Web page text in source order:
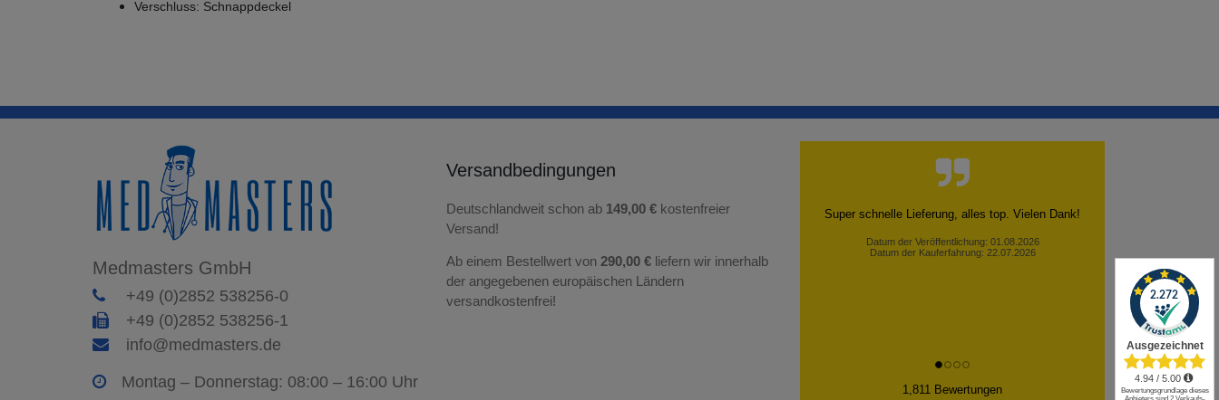
Verschluss: Schnappdeckel
Medmasters GmbH
+49 (0)2852 538256-0
+49 (0)2852 538256-1
info@medmasters.de
Montag – Donnerstag: 08:00 – 16:00 Uhr
Versandbedingungen
Deutschlandweit schon ab 149,00 € kostenfreier
Versand!
Ab einem Bestellwert von 290,00 € liefern wir innerhalb
der angegebenen europäischen Ländern
versandkostenfrei!
Super schnelle Lieferung, alles top. Vielen Dank!
Datum der Veröffentlichung: 01.08.2026
Datum der Kauferfahrung: 22.07.2026
1,811 Bewertungen